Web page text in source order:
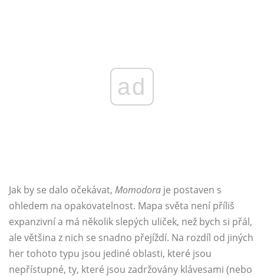
ad
Jak by se dalo očekávat, Momodora je postaven s
ohledem na opakovatelnost. Mapa světa není příliš
expanzivní a má několik slepých uliček, než bych si přál,
ale většina z nich se snadno přejíždí. Na rozdíl od jiných
her tohoto typu jsou jediné oblasti, které jsou
nepřístupné, ty, které jsou zadržovány klávesami (nebo